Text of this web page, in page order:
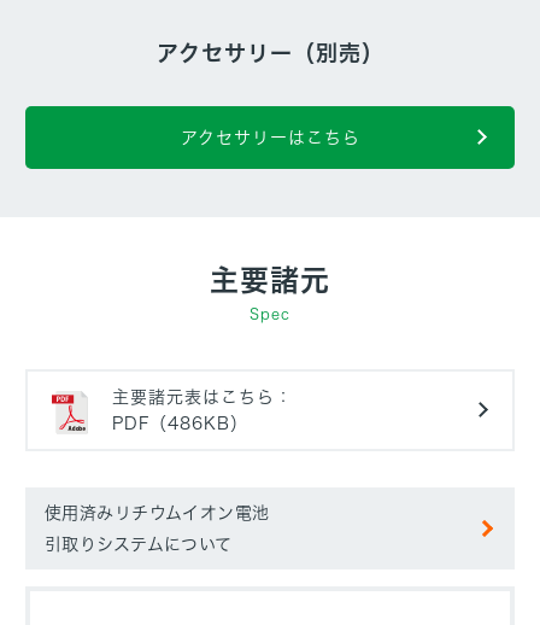
アクセサリー（別売）
アクセサリーはこちら
主要諸元
主要諸元表はこちら：
PDF（486KB）
使用済みリチウムイオン電池
引取りシステムについて